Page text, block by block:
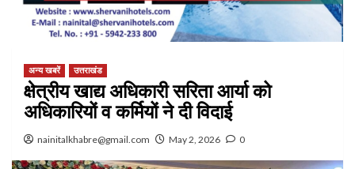
अन्य खबरें उत्तराखंड
क्षेत्रीय खाद्य अधिकारी सरिता आर्या को
अधिकारियों व कर्मियों ने दी विदाई
nainitalkhabre@gmail.com May 2, 2026 0